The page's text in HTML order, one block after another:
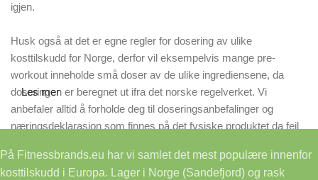
igjen.
Husk også at det er egne regler for dosering av ulike
kosttilskudd for Norge, derfor vil eksempelvis mange pre-
workout inneholde små doser av de ulike ingrediensene, da
doseringen er beregnet ut ifra det norske regelverket. Vi
anbefaler alltid å forholde deg til doseringsanbefalinger og
næringsdeklarasjon som finnes på det fysiske produktet da feil
Les mer
På Fitnessbrands.eu har vi samlet det mest populære innenfor
kosttilskudd i Europa. Lager i Norge (Sandefjord) og rask